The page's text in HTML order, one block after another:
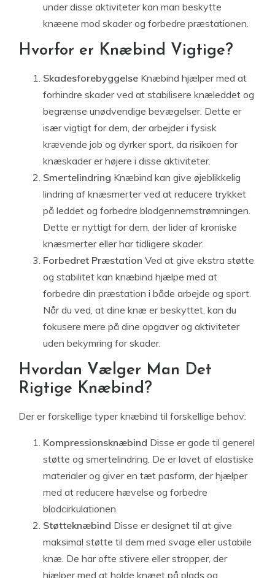
under disse aktiviteter kan man beskytte
knæene mod skader og forbedre præstationen.
Hvorfor er Knæbind Vigtige?
Skadesforebyggelse Knæbind hjælper med at
forhindre skader ved at stabilisere knæleddet og
begrænse unødvendige bevægelser. Dette er
især vigtigt for dem, der arbejder i fysisk
krævende job og dyrker sport, da risikoen for
knæskader er højere i disse aktiviteter.
Smertelindring Knæbind kan give øjeblikkelig
lindring af knæsmerter ved at reducere trykket
på leddet og forbedre blodgennemstrømningen.
Dette er nyttigt for dem, der lider af kroniske
knæsmerter eller har tidligere skader.
Forbedret Præstation Ved at give ekstra støtte
og stabilitet kan knæbind hjælpe med at
forbedre din præstation i både arbejde og sport.
Når du ved, at dine knæ er beskyttet, kan du
fokusere mere på dine opgaver og aktiviteter
uden bekymring for skader.
Hvordan Vælger Man Det
Rigtige Knæbind?
Der er forskellige typer knæbind til forskellige behov:
Kompressionsknæbind Disse er gode til generel
støtte og smertelindring. De er lavet af elastiske
materialer og giver en tæt pasform, der hjælper
med at reducere hævelse og forbedre
blodcirkulationen.
Støtteknæbind Disse er designet til at give
maksimal støtte til dem med svage eller ustabile
knæ. De har ofte stivere eller stropper, der
hjælper med at holde knæet på plads og